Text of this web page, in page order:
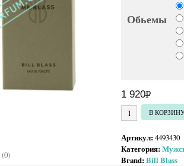
Обьемы
1 920Р
УБ.
Количество
В
Артикул:4493430
Категория:
Brand:Bill Blass